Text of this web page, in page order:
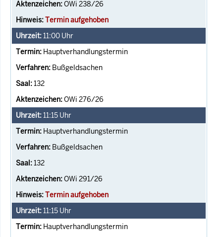
OWi 238/26
Termin aufgehoben
11:00 Uhr
Hauptverhandlungstermin
Bußgeldsachen
132
OWi 276/26
11:15 Uhr
Hauptverhandlungstermin
Bußgeldsachen
132
OWi 291/26
Termin aufgehoben
11:15 Uhr
Hauptverhandlungstermin